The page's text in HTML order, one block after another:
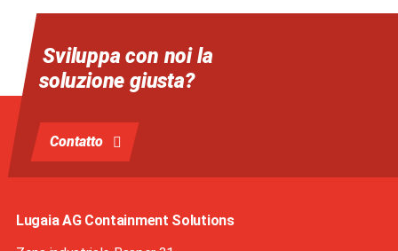
Sviluppa con noi la
soluzione giusta?
Contatto
Lugaia AG Containment Solutions